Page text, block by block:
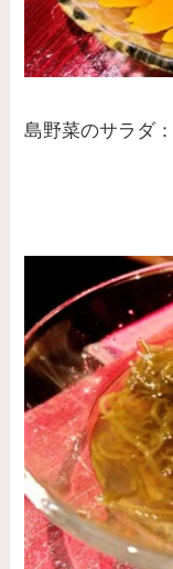
島野菜のサラダ